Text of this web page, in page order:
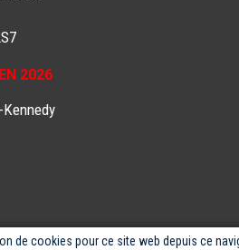
de cookies pour ce site web depuis ce
2026